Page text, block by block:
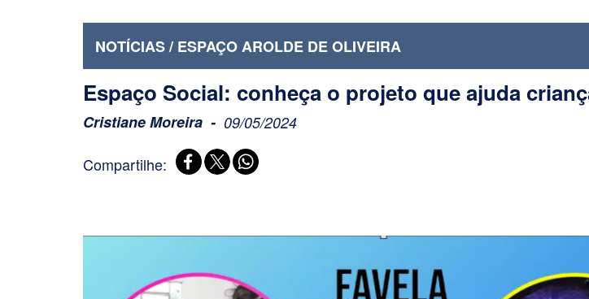
NOTÍCIAS / ESPAÇO AROLDE DE OLIVEIRA
Espaço Social: conheça o projeto que ajuda
Cristiane Moreira 09/05/2024
Compartilhe: